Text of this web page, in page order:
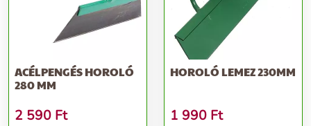
ACÉLPENGÉS HOROLÓ
280 MM
2 590 Ft
HOROLÓ LEMEZ 230MM
1 990 Ft